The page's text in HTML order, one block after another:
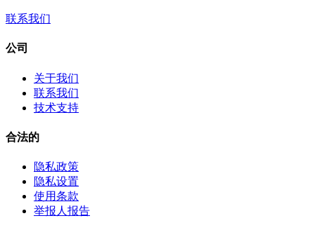
联系我们
公司
关于我们
联系我们
技术支持
合法的
隐私政策
隐私设置
使用条款
举报人报告